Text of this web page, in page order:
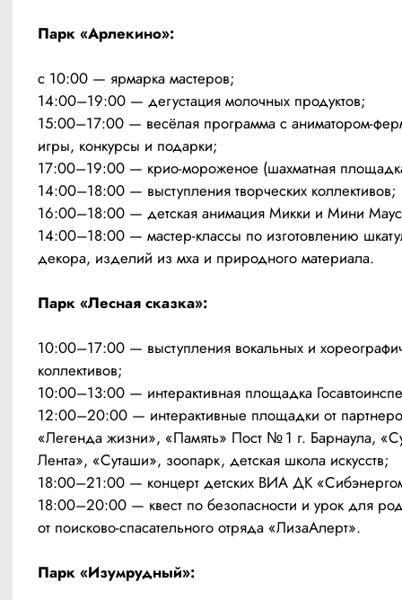
Парк «Арлекино»:
с 10:00 — ярмарка мастеров;
14:00–19:00 — дегустация молочных продуктов;
15:00–17:00 — весёлая программа с аниматором-
игры, конкурсы и подарки;
17:00–19:00 — крио-мороженое (шахматная
14:00–18:00 — выступления творческих коллективов;
16:00–18:00 — детская анимация Микки и Мини
14:00–18:00 — мастер-классы по изготовлению
декора, изделий из мха и природного материала.
Парк «Лесная сказка»:
10:00–17:00 — выступления вокальных и
коллективов;
10:00–13:00 — интерактивная площадка
12:00–20:00 — интерактивные площадки от
«Легенда жизни», «Память» Пост № 1 г. Барнаула,
Лента», «Суташи», зоопарк, детская школа искусств;
18:00–21:00 — концерт детских ВИА ДК
18:00–20:00 — квест по безопасности и урок для
от поисково-спасательного отряда «ЛизаАлерт».
Парк «Изумрудный»: